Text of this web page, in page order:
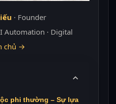
· Founder
Automation · Digital
chủ →
phi thường – Sự lựa